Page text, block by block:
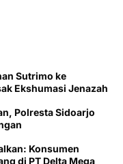
Sutrimo ke
Ekshumasi Jenazah
Polresta Sidoarjo
Konsumen
di PT Delta Mega